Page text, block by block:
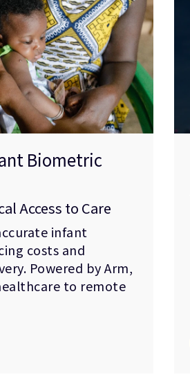
Biometric
Access to Care
infant
costs and
Powered by Arm,
to remote